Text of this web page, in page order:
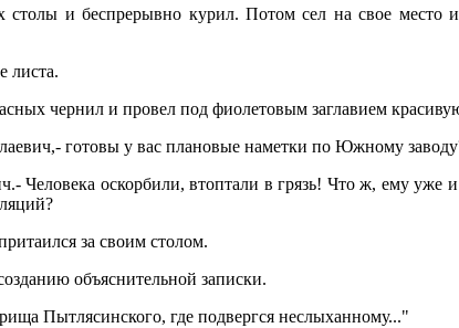
столы и беспрерывно курил. Потом сел на свое место
листа.
чернил и провел под фиолетовым заглавием
готовы у вас плановые наметки по Южному
Человека оскорбили, втоптали в грязь! Что ж, ему уже и
за своим столом.
объяснительной записки.
Пытлясинского, где подвергся неслыханному..."